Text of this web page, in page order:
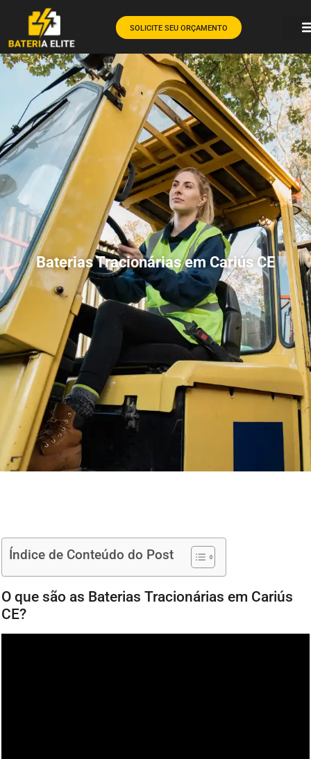
SOLICITE SEU ORÇAMENTO
Baterias Tracionárias em Cariús CE
Índice de Conteúdo do Post
O que são as Baterias Tracionárias em Cariús
CE?